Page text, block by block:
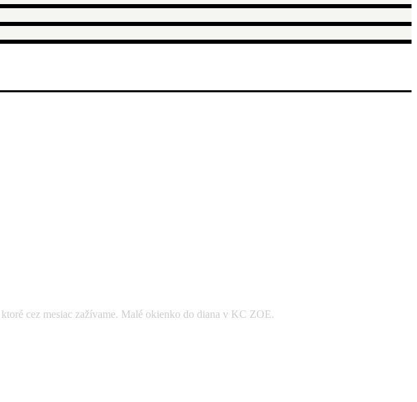
cez mesiac zažívame. Malé okienko do diana v KC ZOE.